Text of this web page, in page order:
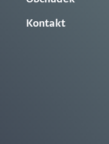
Kontakt